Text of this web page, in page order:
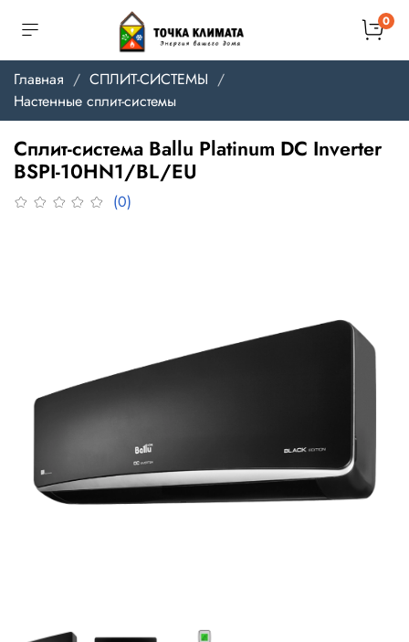
0
Главная
СПЛИТ-СИСТЕМЫ
Настенные сплит-системы
Сплит-система Ballu Platinum DC Inverter
BSPI-10HN1/BL/EU
(0)